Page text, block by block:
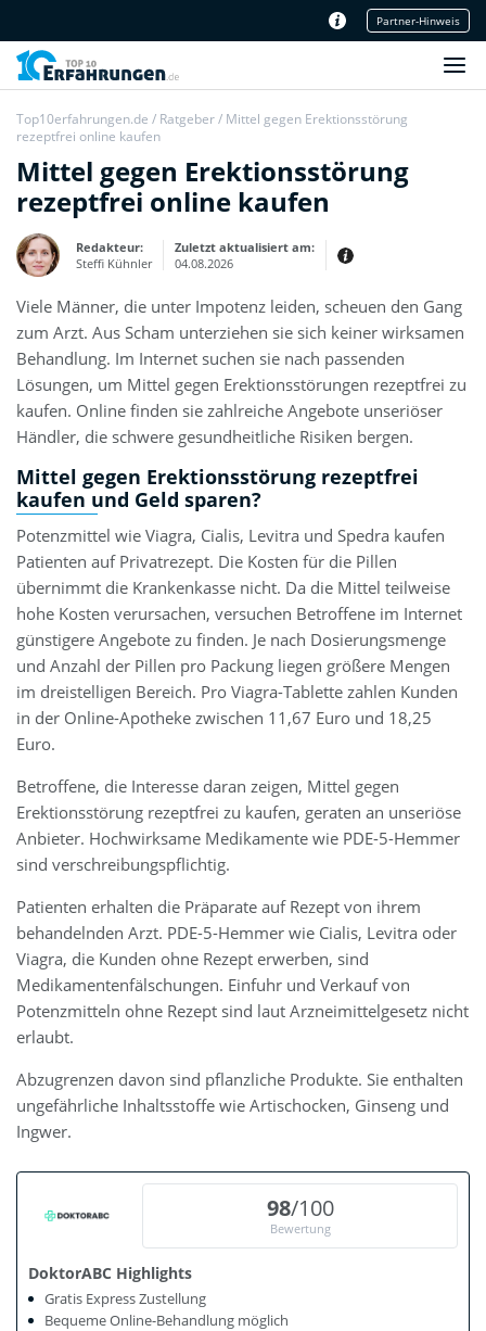
Unser Redaktionsteam
Partner-Hinweis
Top10erfahrungen.de / Ratgeber/ Mittel gegen Erektionsstörung
rezeptfrei online kaufen
Mittel gegen Erektionsstörung
rezeptfrei online kaufen
Redakteur:
Steffi Kühnler
Zuletzt aktualisiert am:
04.08.2026
Thema:
Erfahrungsbericht
Erfahrungen:
Produkt- und Kategorietexte sowie
Newsberichte
Mein Werdegang ist relativ bunt,
denn ich habe zuerst eine praktische
abgeschlossen und später noch ein
IT-Studium an der Fachhochschule
draufgelegt.
Viele Männer, die unter Impotenz leiden, scheuen den Gang
zum Arzt. Aus Scham unterziehen sie sich keiner wirksamen
Behandlung. Im Internet suchen sie nach passenden
Lösungen, um Mittel gegen Erektionsstörungen rezeptfrei zu
kaufen. Online finden sie zahlreiche Angebote unseriöser
Händler, die schwere gesundheitliche Risiken bergen.
Mittel gegen Erektionsstörung rezeptfrei
kaufen und Geld sparen?
Potenzmittel wie Viagra, Cialis, Levitra und Spedra kaufen
Patienten auf Privatrezept. Die Kosten für die Pillen
übernimmt die Krankenkasse nicht. Da die Mittel teilweise
hohe Kosten verursachen, versuchen Betroffene im Internet
günstigere Angebote zu finden. Je nach Dosierungsmenge
und Anzahl der Pillen pro Packung liegen größere Mengen
im dreistelligen Bereich. Pro Viagra-Tablette zahlen Kunden
in der Online-Apotheke zwischen 11,67 Euro und 18,25
Euro.
Betroffene, die Interesse daran zeigen, Mittel gegen
Erektionsstörung rezeptfrei zu kaufen, geraten an unseriöse
Anbieter. Hochwirksame Medikamente wie PDE-5-Hemmer
sind verschreibungspflichtig.
Patienten erhalten die Präparate auf Rezept von ihrem
behandelnden Arzt. PDE-5-Hemmer wie Cialis, Levitra oder
Viagra, die Kunden ohne Rezept erwerben, sind
Medikamentenfälschungen. Einfuhr und Verkauf von
Potenzmitteln ohne Rezept sind laut Arzneimittelgesetz nicht
erlaubt.
Abzugrenzen davon sind pflanzliche Produkte. Sie enthalten
ungefährliche Inhaltsstoffe wie Artischocken, Ginseng und
Ingwer.
98/100
Bewertung
DoktorABC Highlights
Gratis Express Zustellung
Bequeme Online-Behandlung möglich